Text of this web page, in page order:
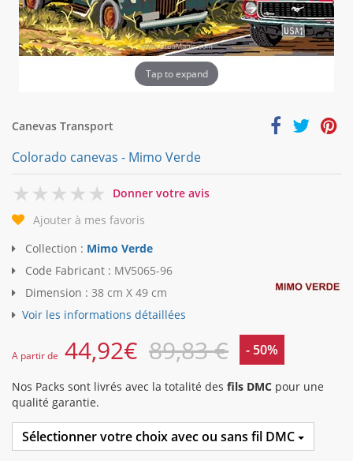
Tap to expand
Canevas Transport
Colorado canevas - Mimo Verde
0
Donner votre avis
Ajouter à mes favoris
Collection : Mimo Verde
Code Fabricant : MV5065-96
Dimension : 38 cm X 49 cm
Voir les informations détaillées
A partir de 44,92€ 89,83 € - 50%
Nos Packs sont livrés avec la totalité des fils DMC pour une
qualité garantie.
Sélectionner votre choix avec ou sans fil DMC